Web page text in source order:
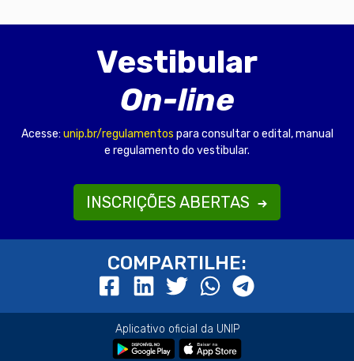
Vestibular
On-line
Acesse: unip.br/regulamentos para consultar o edital, manual
e regulamento do vestibular.
INSCRIÇÕES ABERTAS
COMPARTILHE:
Aplicativo oficial da UNIP